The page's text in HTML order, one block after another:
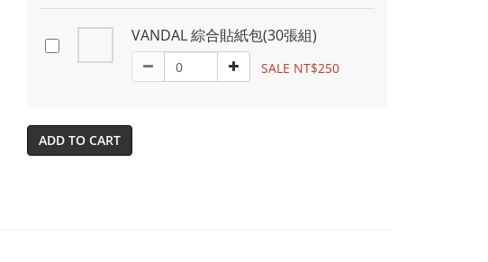
VANDAL 綜合貼紙包(30張組)
SALE NT$250
ADD TO CART